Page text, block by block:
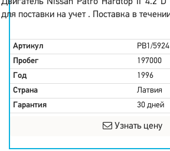
для поставки на учет . Поставка в
Артикул
PB1/5924
Пробег
197000
Год
1996
Страна
Латвия
Гарантия
30 дней
Узнать цену